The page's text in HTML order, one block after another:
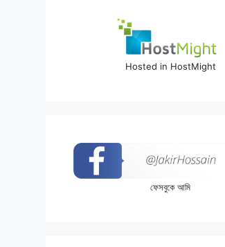
Hosted in HostMight
ফেসবুকে আমি